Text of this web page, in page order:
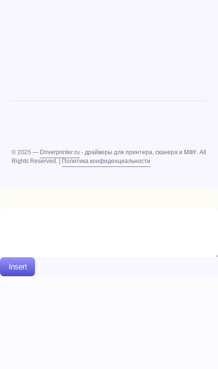
© 2025 —Driverprinter.ru- драйверы для принтера, сканера и МФУ. All
Rights Reserved. |Политика конфиденциальности
Insert